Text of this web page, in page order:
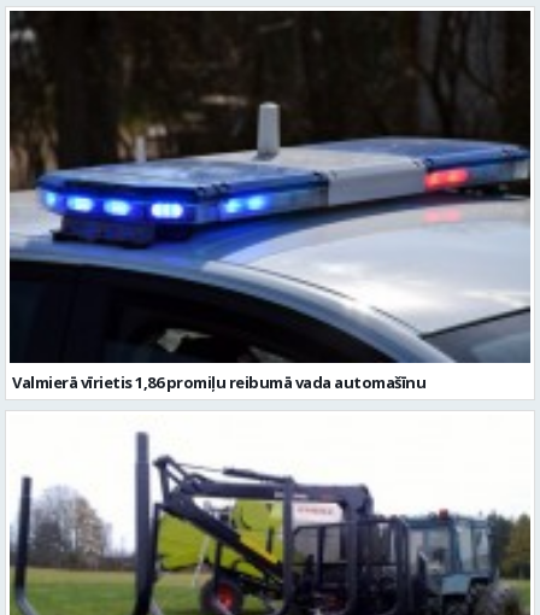
Valmierā vīrietis 1,86 promiļu reibumā vada automašīnu